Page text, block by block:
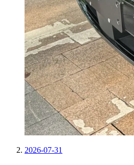
2026-07-31